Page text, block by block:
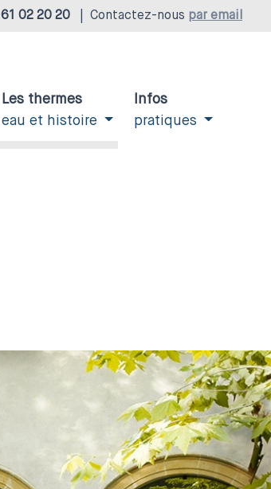
02 20 20 Contactez-nous par email
Les thermes
eau et histoire
Infos
pratiques